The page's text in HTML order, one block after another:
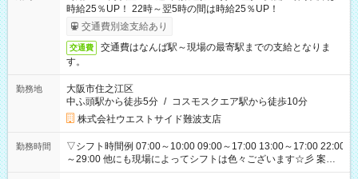
時給25％UP！ 22時～翌5時の間は時給25％UP！
交通費別途支給あり
交通費
交通費はなんば駅～現場の最寄駅までの支給となりま
す。
勤務地
大阪市住之江区
中ふ頭駅から徒歩5分 / コスモスクエア駅から徒歩10分
株式会社ウエストサイド難波支店
勤務時間
▽シフト時間例 07:00～10:00 09:00～17:00 13:00～17:00 22:00
～29:00 他にも現場によってシフトは色々ございます☆彡 案件
次第では午前中で終わるお仕事も...！